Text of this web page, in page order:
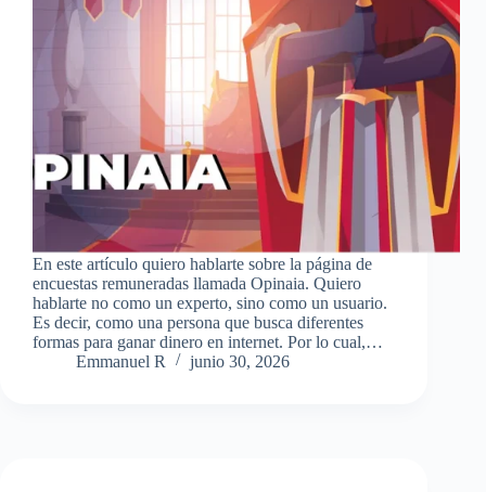
En este artículo quiero hablarte sobre la página de
encuestas remuneradas llamada Opinaia. Quiero
hablarte no como un experto, sino como un usuario.
Es decir, como una persona que busca diferentes
formas para ganar dinero en internet. Por lo cual,…
Emmanuel R
junio 30, 2026